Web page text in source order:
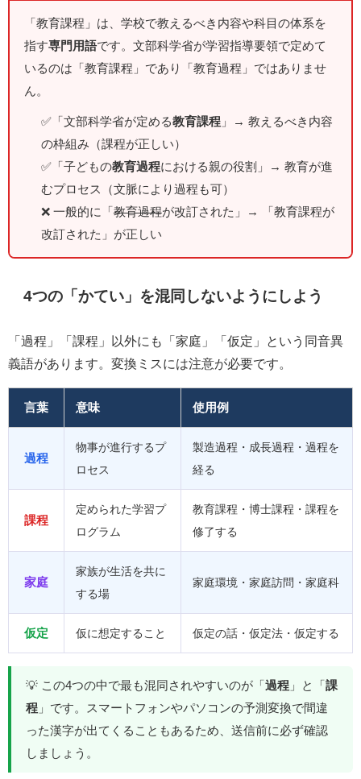
「教育課程」は、学校で教えるべき内容や科目の体系を
指す専門用語です。文部科学省が学習指導要領で定めて
いるのは「教育課程」であり「教育過程」ではありませ
ん。
✅「文部科学省が定める教育課程」→ 教えるべき内容
の枠組み（課程が正しい）
✅「子どもの教育過程における親の役割」→ 教育が進
むプロセス（文脈により過程も可）
❌ 一般的に「教育過程が改訂された」→ 「教育課程が
改訂された」が正しい
4つの「かてい」を混同しないようにしよう
「過程」「課程」以外にも「家庭」「仮定」という同音異
義語があります。変換ミスには注意が必要です。
言葉 意味 使用例
過程
物事が進行するプ
ロセス
製造過程・成長過程・過程を
経る
課程
定められた学習プ
ログラム
教育課程・博士課程・課程を
修了する
家庭
家族が生活を共に
する場
家庭環境・家庭訪問・家庭科
仮定 仮に想定すること 仮定の話・仮定法・仮定する
💡 この4つの中で最も混同されやすいのが「過程 」と「課
程 」です。スマートフォンやパソコンの予測変換で間違
った漢字が出てくることもあるため、送信前に必ず確認
しましょう。